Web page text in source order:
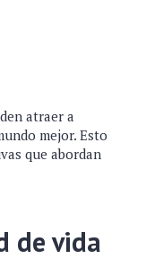
atraer a
mejor. Esto
que abordan
de vida